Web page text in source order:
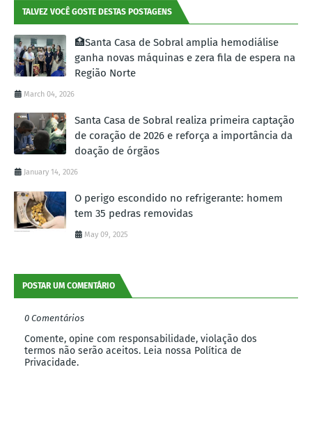
TALVEZ VOCÊ GOSTE DESTAS POSTAGENS
🏥Santa Casa de Sobral amplia hemodiálise
ganha novas máquinas e zera fila de espera na
Região Norte
March 04, 2026
Santa Casa de Sobral realiza primeira captação
de coração de 2026 e reforça a importância da
doação de órgãos
January 14, 2026
O perigo escondido no refrigerante: homem
tem 35 pedras removidas
May 09, 2025
POSTAR UM COMENTÁRIO
0 Comentários
Comente, opine com responsabilidade, violação dos
termos não serão aceitos. Leia nossa Política de
Privacidade.